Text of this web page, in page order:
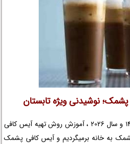
نوشیدنی ویژه تابستان
در این مطلب جدید در سال 1405 و سال 2026 ، آموزش روش تهیه آیس کافی
به خانه برمیگردیم و آیس کافی پشمک